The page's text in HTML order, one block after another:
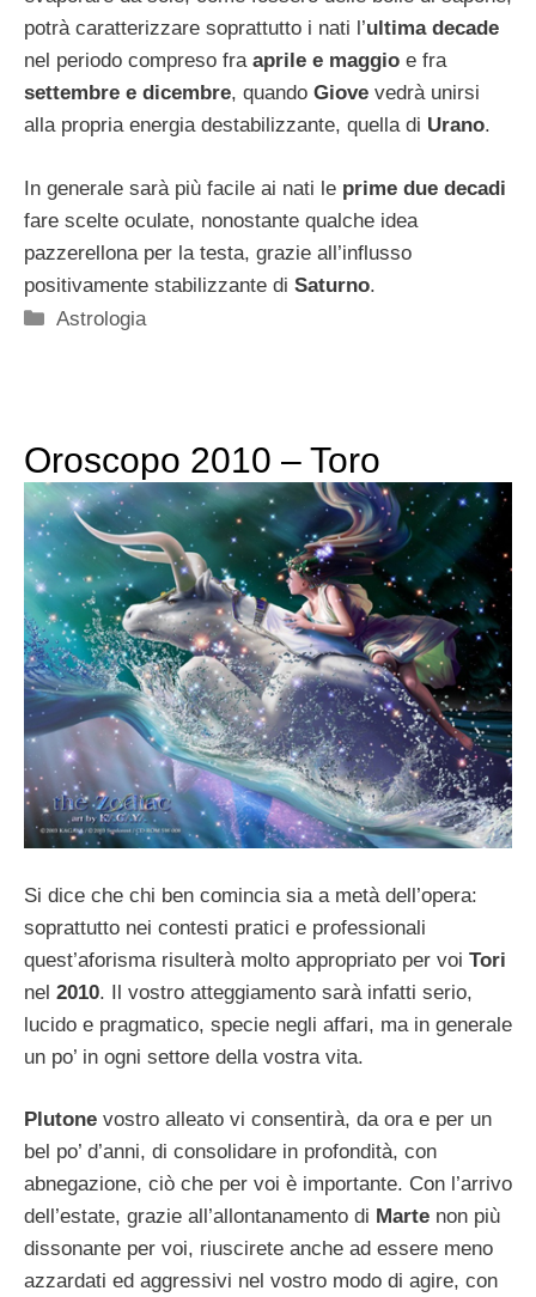
potrà caratterizzare soprattutto i nati l’ultima decade
nel periodo compreso fra aprile e maggio e fra
settembre e dicembre, quando Giove vedrà unirsi
alla propria energia destabilizzante, quella di Urano.
In generale sarà più facile ai nati le prime due decadi
fare scelte oculate, nonostante qualche idea
pazzerellona per la testa, grazie all’influsso
positivamente stabilizzante di Saturno.
Categorie
Astrologia
Oroscopo 2010 – Toro
Si dice che chi ben comincia sia a metà dell’opera:
soprattutto nei contesti pratici e professionali
quest’aforisma risulterà molto appropriato per voi Tori
nel 2010. Il vostro atteggiamento sarà infatti serio,
lucido e pragmatico, specie negli affari, ma in generale
un po’ in ogni settore della vostra vita.
Plutone vostro alleato vi consentirà, da ora e per un
bel po’ d’anni, di consolidare in profondità, con
abnegazione, ciò che per voi è importante. Con l’arrivo
dell’estate, grazie all’allontanamento di Marte non più
dissonante per voi, riuscirete anche ad essere meno
azzardati ed aggressivi nel vostro modo di agire, con